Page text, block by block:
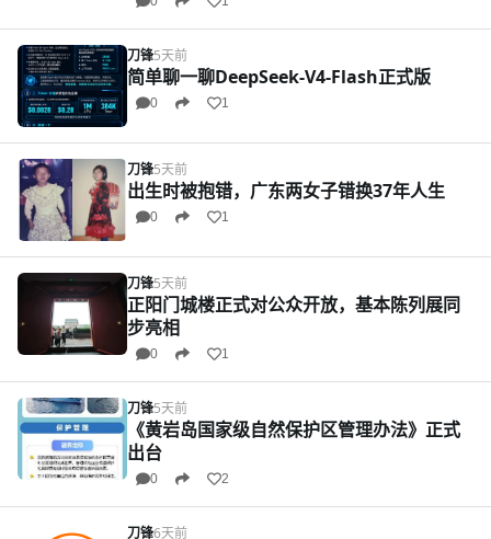
刀锋5天前
简单聊一聊DeepSeek-V4-Flash正式版
0 1
刀锋5天前
出生时被抱错，广东两女子错换37年人生
0 1
刀锋5天前
正阳门城楼正式对公众开放，基本陈列展同
步亮相
0 1
刀锋5天前
《黄岩岛国家级自然保护区管理办法》正式
出台
0 2
刀锋6天前